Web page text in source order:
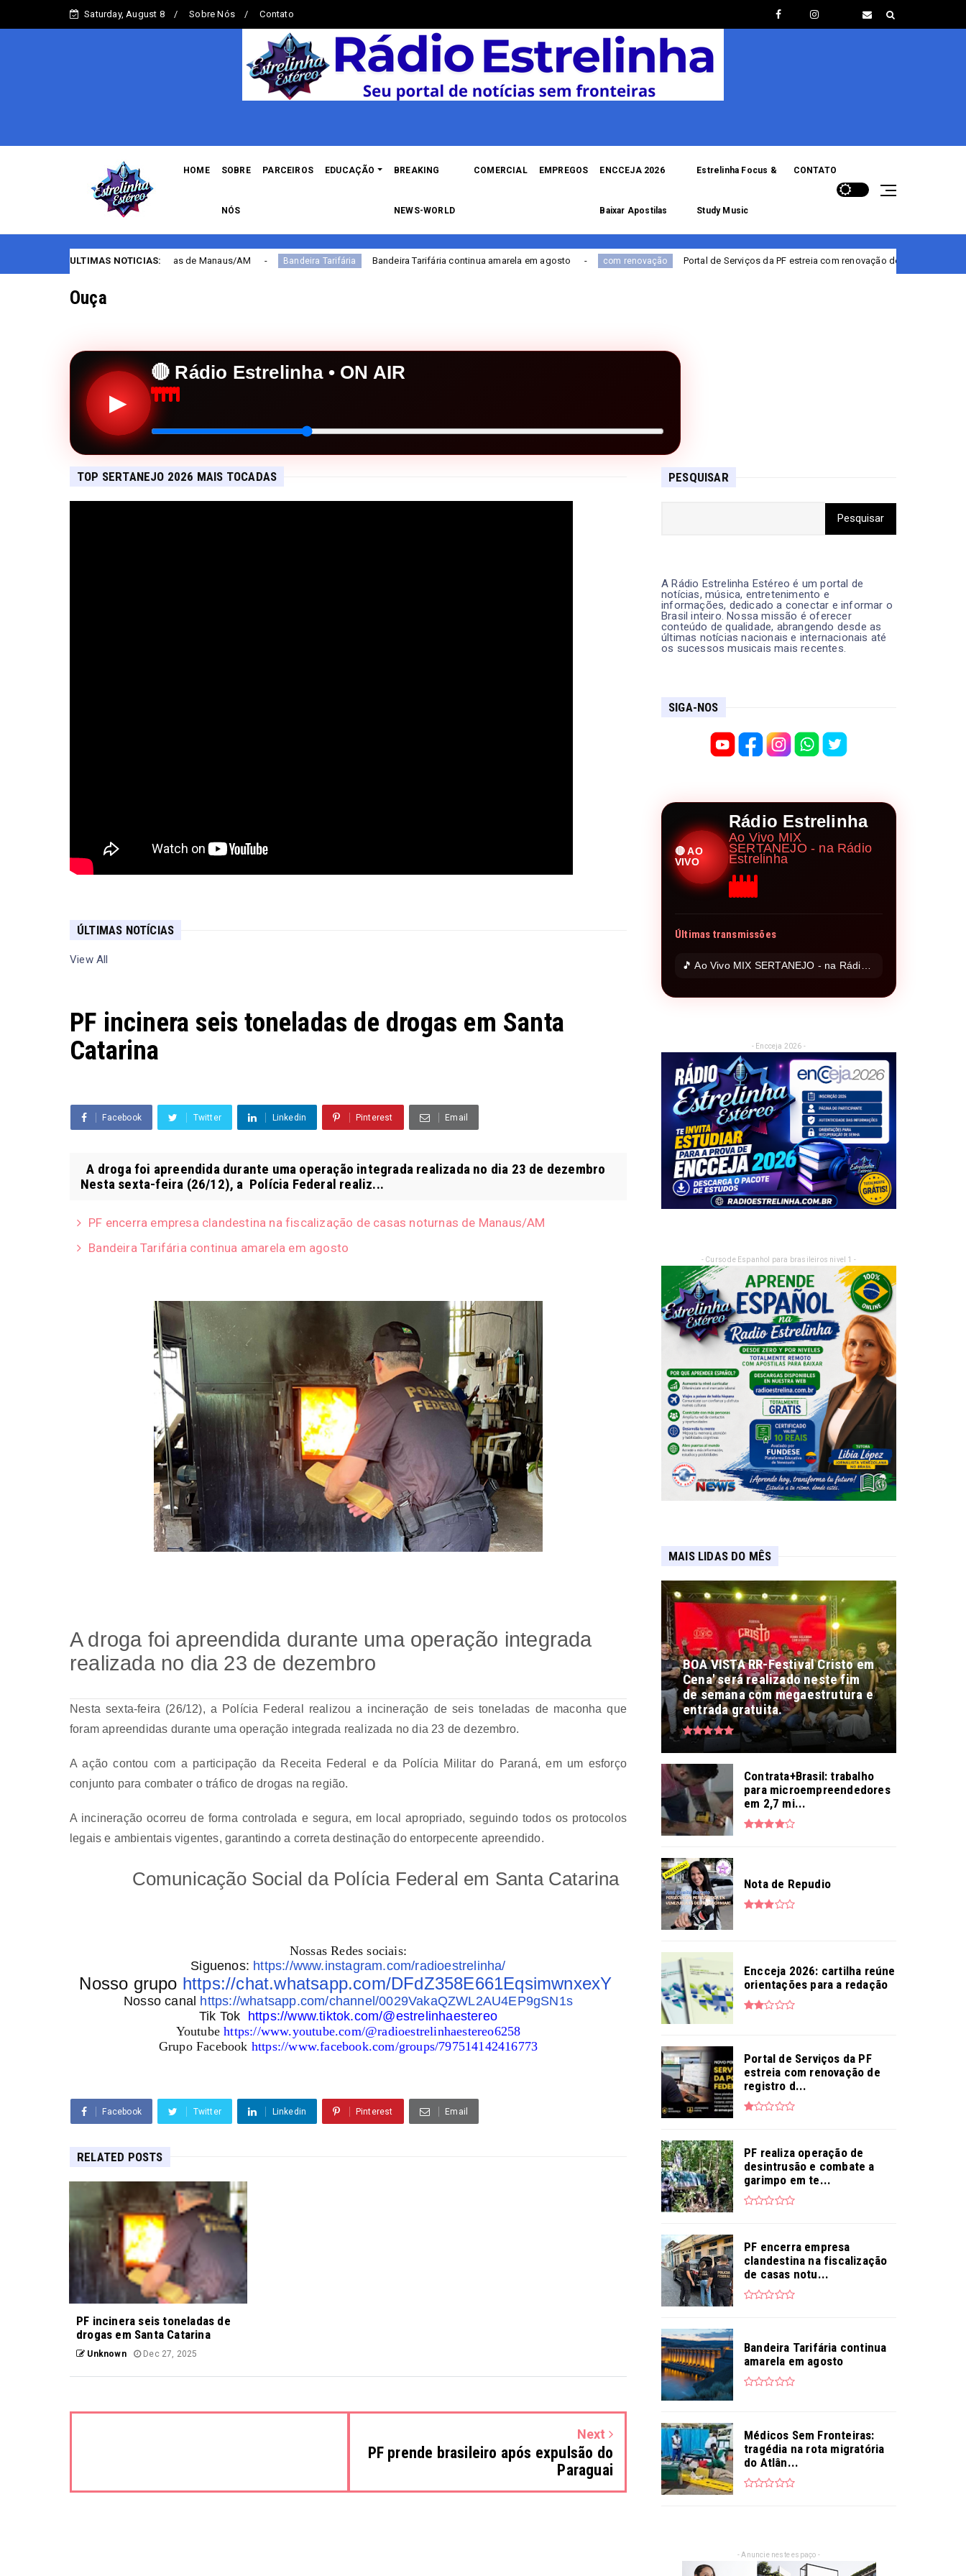
Saturday, August 8 Sobre Nós Contato
HOME SOBRE
NÓS
PARCEIROS EDUCAÇÃO BREAKING
NEWS-WORLD
COMERCIAL EMPREGOS ENCCEJA 2026
Baixar Apostilas
Estrelinha Focus &
Study Music
CONTATO
ULTIMAS NOTICIAS:
casas noturnas de Manaus/AM Bandeira Tarifária Bandeira Tarifária continua amarela em agosto com renovação Portal de Serviços da PF estreia com renovação de registro de armas para CACs
Ouça
▶
🔴 Rádio Estrelinha • ON AIR
TOP SERTANEJO 2026 MAIS TOCADAS
ÚLTIMAS NOTÍCIAS
View All
PF incinera seis toneladas de drogas em Santa
Catarina
Facebook Twitter Linkedin Pinterest Email
A droga foi apreendida durante uma operação integrada realizada no dia 23 de dezembro
Nesta sexta-feira (26/12), a Polícia Federal realiz...
PF encerra empresa clandestina na fiscalização de casas noturnas de Manaus/AM
Bandeira Tarifária continua amarela em agosto
A droga foi apreendida durante uma operação integrada
realizada no dia 23 de dezembro
Nesta sexta-feira (26/12), a Polícia Federal realizou a incineração de seis toneladas de maconha que
foram apreendidas durante uma operação integrada realizada no dia 23 de dezembro.
A ação contou com a participação da Receita Federal e da Polícia Militar do Paraná, em um esforço
conjunto para combater o tráfico de drogas na região.
A incineração ocorreu de forma controlada e segura, em local apropriado, seguindo todos os protocolos
legais e ambientais vigentes, garantindo a correta destinação do entorpecente apreendido.
Comunicação Social da Polícia Federal em Santa Catarina
Nossas Redes sociais:
Siguenos: https://www.instagram.com/radioestrelinha/
Nosso grupo https://chat.whatsapp.com/DFdZ358E661EqsimwnxexY
Nosso canal https://whatsapp.com/channel/0029VakaQZWL2AU4EP9gSN1s
Tik Tok https://www.tiktok.com/@estrelinhaestereo
Youtubehttps://www.youtube.com/@radioestrelinhaestereo6258
Grupo Facebook https://www.facebook.com/groups/797514142416773
Facebook Twitter Linkedin Pinterest Email
RELATED POSTS
PF incinera seis toneladas de
drogas em Santa Catarina
Unknown Dec 27, 2025
Next
PF prende brasileiro após expulsão do
Paraguai
PESQUISAR
A Rádio Estrelinha Estéreo é um portal de
notícias, música, entretenimento e
informações, dedicado a conectar e informar o
Brasil inteiro. Nossa missão é oferecer
conteúdo de qualidade, abrangendo desde as
últimas notícias nacionais e internacionais até
os sucessos musicais mais recentes.
SIGA-NOS
🔴 AO
VIVO
Rádio Estrelinha
Ao Vivo MIX
SERTANEJO - na Rádio
Estrelinha
Últimas transmissões
- Encceja 2026 -
- Curso de Espanhol para brasileiros nivel 1 -
MAIS LIDAS DO MÊS
BOA VISTA RR-Festival Cristo em
Cena' será realizado neste fim
de semana com megaestrutura e
entrada gratuita.
Contrata+Brasil: trabalho
para microempreendedores
em 2,7 mi...
Nota de Repudio
Encceja 2026: cartilha reúne
orientações para a redação
Portal de Serviços da PF
estreia com renovação de
registro d...
PF realiza operação de
desintrusão e combate a
garimpo em te...
PF encerra empresa
clandestina na fiscalização
de casas notu...
Bandeira Tarifária continua
amarela em agosto
Médicos Sem Fronteiras:
tragédia na rota migratória
do Atlân...
- Anuncie neste espaço -